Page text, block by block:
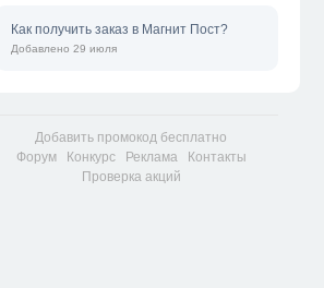
Как получить заказ в Магнит Пост?
Добавлено 29 июля
Добавить промокод бесплатно
Форум
Конкурс Реклама
Контакты
Проверка акций